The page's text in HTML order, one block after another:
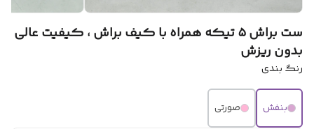
ست براش ۵ تیکه همراه با کیف براش ، کیفیت عالی
بدون ریزش
رنگ بندی
بنفش صورتی